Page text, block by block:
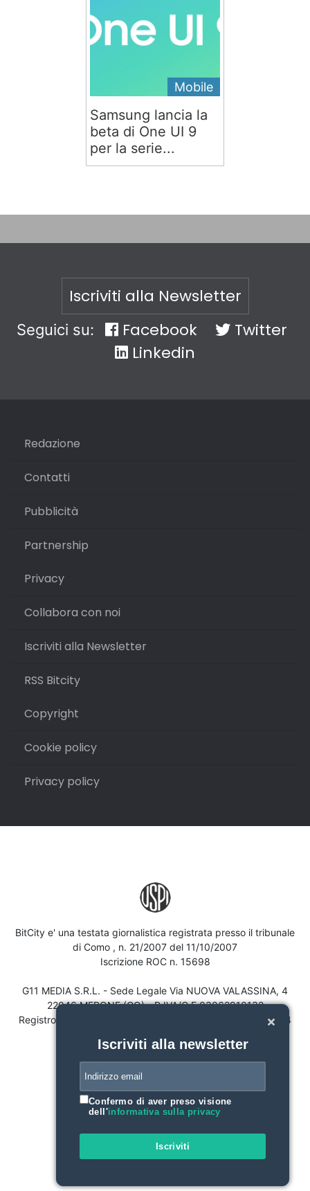
Mobile
Samsung lancia la
beta di One UI 9
per la serie...
Iscriviti alla Newsletter
Seguici su: Facebook
Twitter
Linkedin
Redazione
Contatti
Pubblicità
Partnership
Privacy
Collabora con noi
Iscriviti alla Newsletter
RSS Bitcity
Copyright
Cookie policy
Privacy policy
BitCity e' una testata giornalistica registrata presso il tribunale
di Como , n. 21/2007 del 11/10/2007
Iscrizione ROC n. 15698
G11 MEDIA S.R.L. - Sede Legale Via NUOVA VALASSINA, 4
22046 MERONE (CO) - P.IVA/C.F.03062910132
Registro imprese di Como n. 03062910132 - REA n. 293834
Iscriviti alla newsletter
Confermo di aver preso visione
dell'informativa sulla privacy
Iscriviti